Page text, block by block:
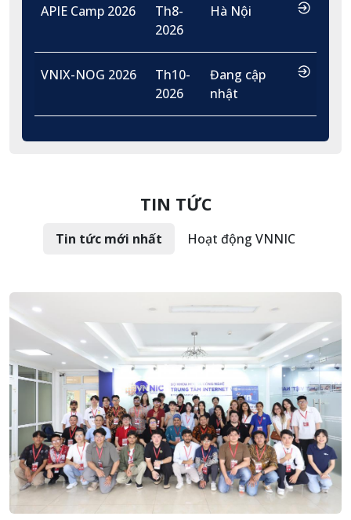
APIE Camp 2026
Th8-
2026
Hà Nội …
VNIX-NOG 2026
Th10-
2026
Đang cập
nhật
…
TIN TỨC
Tin tức mới nhất Hoạt động VNNIC